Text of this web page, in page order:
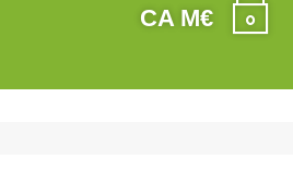
CA M€